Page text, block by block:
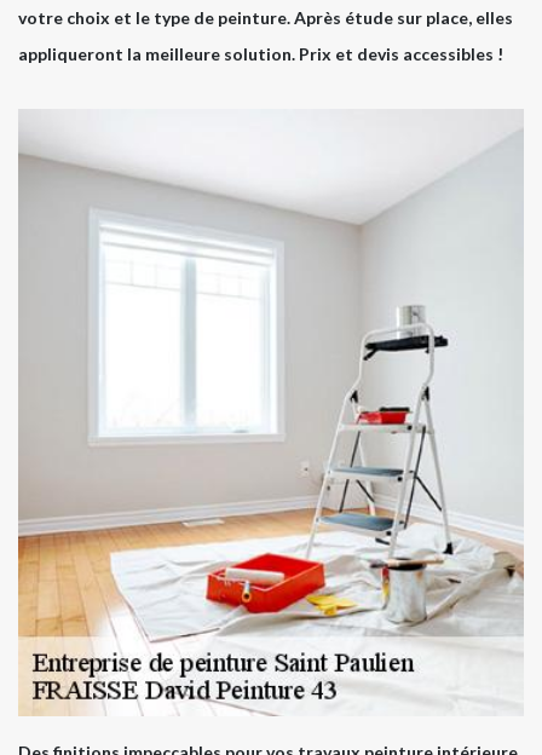
votre choix et le type de peinture. Après étude sur place, elles
appliqueront la meilleure solution. Prix et devis accessibles !